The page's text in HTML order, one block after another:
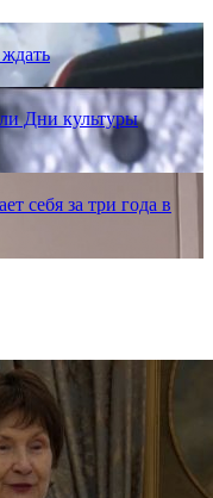
Дни культуры
себя за три года в